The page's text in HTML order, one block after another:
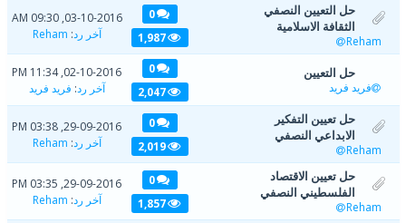
حل التعيين النصفي
الثقافة الاسلامية
Reham
0
1,987
03-10-2016, 09:30 AM
آخر رد:
Reham
حل التعيين
فريد فريد
0
2,047
02-10-2016, 11:34 PM
آخر رد:فريد فريد
حل تعيين التفكير
الابداعي النصفي
Reham
0
2,019
29-09-2016, 03:38 PM
آخر رد:
Reham
حل تعيين الاقتصاد
الفلسطيني النصفي
Reham
0
1,857
29-09-2016, 03:35 PM
آخر رد:
Reham